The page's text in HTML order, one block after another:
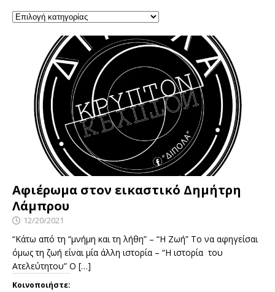
Αφιέρωμα στον εικαστικό Δημήτρη
Λάμπρου
12/20/2021
“Κάτω από τη “μνήμη και τη λήθη” – “Η Ζωή” Το να αφηγείσαι
όμως τη ζωή είναι μία άλλη ιστορία – “Η ιστορία του
Ατελεύτητου” Ο […]
Κοινοποιήστε: